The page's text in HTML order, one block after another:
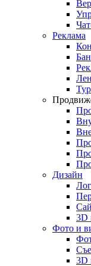
Реклама
Дизайн
3D
Фото и
3D